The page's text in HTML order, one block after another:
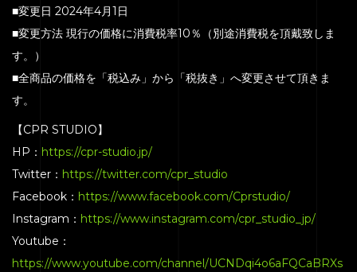
SERVICE
ENGENEER
BLOG
CONTACT
■変更日 2024年4月1日
■変更方法 現行の価格に消費税率10％（別途消費税を頂戴致しま
す。）
■全商品の価格を「税込み」から「税抜き」へ変更させて頂きま
す。
【CPR STUDIO】
HP： https://cpr-studio.jp/
Twitter： https://twitter.com/cpr_studio
Facebook： https://www.facebook.com/Cprstudio/
Instagram： https://www.instagram.com/cpr_studio_jp/
Youtube：
https://www.youtube.com/channel/UCNDqi4o6aFQCaBRXs